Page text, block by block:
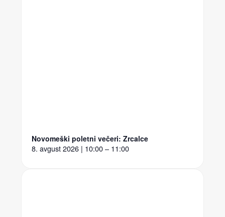
Novomeški poletni večeri: Zrcalce
8. avgust 2026 | 10:00 – 11:00